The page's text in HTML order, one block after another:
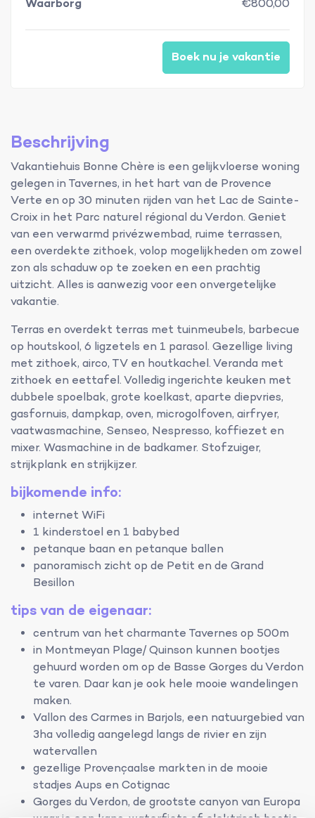
Waarborg €800,00
Boek nu je vakantie
Beschrijving
Vakantiehuis Bonne Chère is een gelijkvloerse woning
gelegen in Tavernes, in het hart van de Provence
Verte en op 30 minuten rijden van het Lac de Sainte-
Croix in het Parc naturel régional du Verdon. Geniet
van een verwarmd privézwembad, ruime terrassen,
een overdekte zithoek, volop mogelijkheden om zowel
zon als schaduw op te zoeken en een prachtig
uitzicht. Alles is aanwezig voor een onvergetelijke
vakantie.
Terras en overdekt terras met tuinmeubels, barbecue
op houtskool, 6 ligzetels en 1 parasol. Gezellige living
met zithoek, airco, TV en houtkachel. Veranda met
zithoek en eettafel. Volledig ingerichte keuken met
dubbele spoelbak, grote koelkast, aparte diepvries,
gasfornuis, dampkap, oven, microgolfoven, airfryer,
vaatwasmachine, Senseo, Nespresso, koffiezet en
mixer. Wasmachine in de badkamer. Stofzuiger,
strijkplank en strijkijzer.
bijkomende info:
internet WiFi
1 kinderstoel en 1 babybed
petanque baan en petanque ballen
panoramisch zicht op de Petit en de Grand
Besillon
tips van de eigenaar:
centrum van het charmante Tavernes op 500m
in Montmeyan Plage/ Quinson kunnen bootjes
gehuurd worden om op de Basse Gorges du Verdon
te varen. Daar kan je ook hele mooie wandelingen
maken.
Vallon des Carmes in Barjols, een natuurgebied van
3ha volledig aangelegd langs de rivier en zijn
watervallen
gezellige Provençaalse markten in de mooie
stadjes Aups en Cotignac
Gorges du Verdon, de grootste canyon van Europa